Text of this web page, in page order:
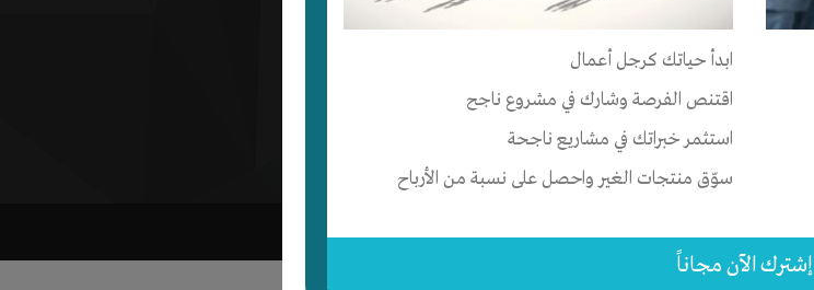
ابدأ حياتك كرجل أعمال
اقتنص الفرصة وشارك في مشروع ناجح
استثمر خبراتك في مشاريع ناجحة
سوّق منتجات الغير واحصل على نسبة من الأرباح
إشترك الآن مجاناً
الخصوصية وإسترداد المدفوع